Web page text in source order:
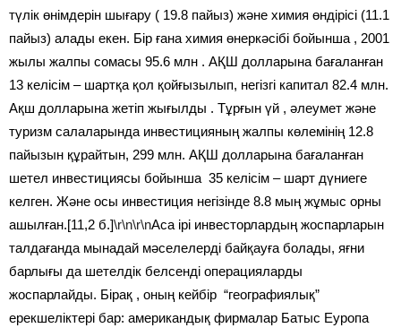
түлік өнімдерін шығару ( 19.8 пайыз) және химия өндірісі (11.1
пайыз) алады екен. Бір ғана химия өнеркәсібі бойынша , 2001
жылы жалпы сомасы 95.6 млн . АҚШ долларына бағаланған
13 келісім – шартқа қол қойғызылып, негізгі капитал 82.4 млн.
Ақш долларына жетіп жығылды . Тұрғын үй , әлеумет және
туризм салаларында инвестицияның жалпы көлемінің 12.8
пайызын құрайтын, 299 млн. АҚШ долларына бағаланған
шетел инвестициясы бойынша 35 келісім – шарт дүниеге
келген. Және осы инвестиция негізінде 8.8 мың жұмыс орны
ашылған.[11,2 б.]\r\n\r\nАса ірі инвесторлардың жоспарларын
талдағанда мынадай мәселелерді байқауға болады, яғни
барлығы да шетелдік белсенді операцияларды
жоспарлайды. Бірақ , оның кейбір “географиялық”
ерекшеліктері бар: американдық фирмалар Батыс Еуропа